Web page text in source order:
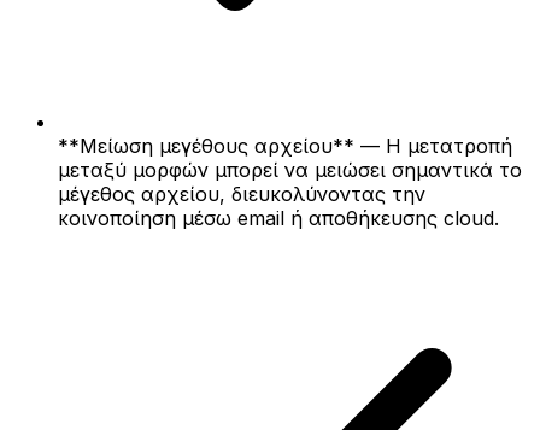
**Μείωση μεγέθους αρχείου** — Η μετατροπή
μεταξύ μορφών μπορεί να μειώσει σημαντικά το
μέγεθος αρχείου, διευκολύνοντας την
κοινοποίηση μέσω email ή αποθήκευσης cloud.